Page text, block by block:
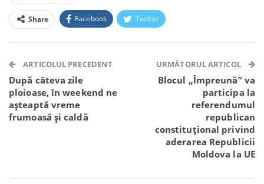
Share Facebook Twitter
Telegram WhatsApp Viber
ARTICOLUL PRECEDENT
După câteva zile
ploioase, în weekend ne
așteaptă vreme
frumoasă și caldă
URMĂTORUL ARTICOL
Blocul „Împreună” va
participa la
referendumul
republican
constituțional privind
aderarea Republicii
Moldova la UE